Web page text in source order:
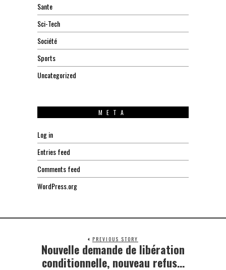
Sante
Sci-Tech
Société
Sports
Uncategorized
META
Log in
Entries feed
Comments feed
WordPress.org
PREVIOUS STORY
Previous
Nouvelle demande de libération
conditionnelle, nouveau refus…